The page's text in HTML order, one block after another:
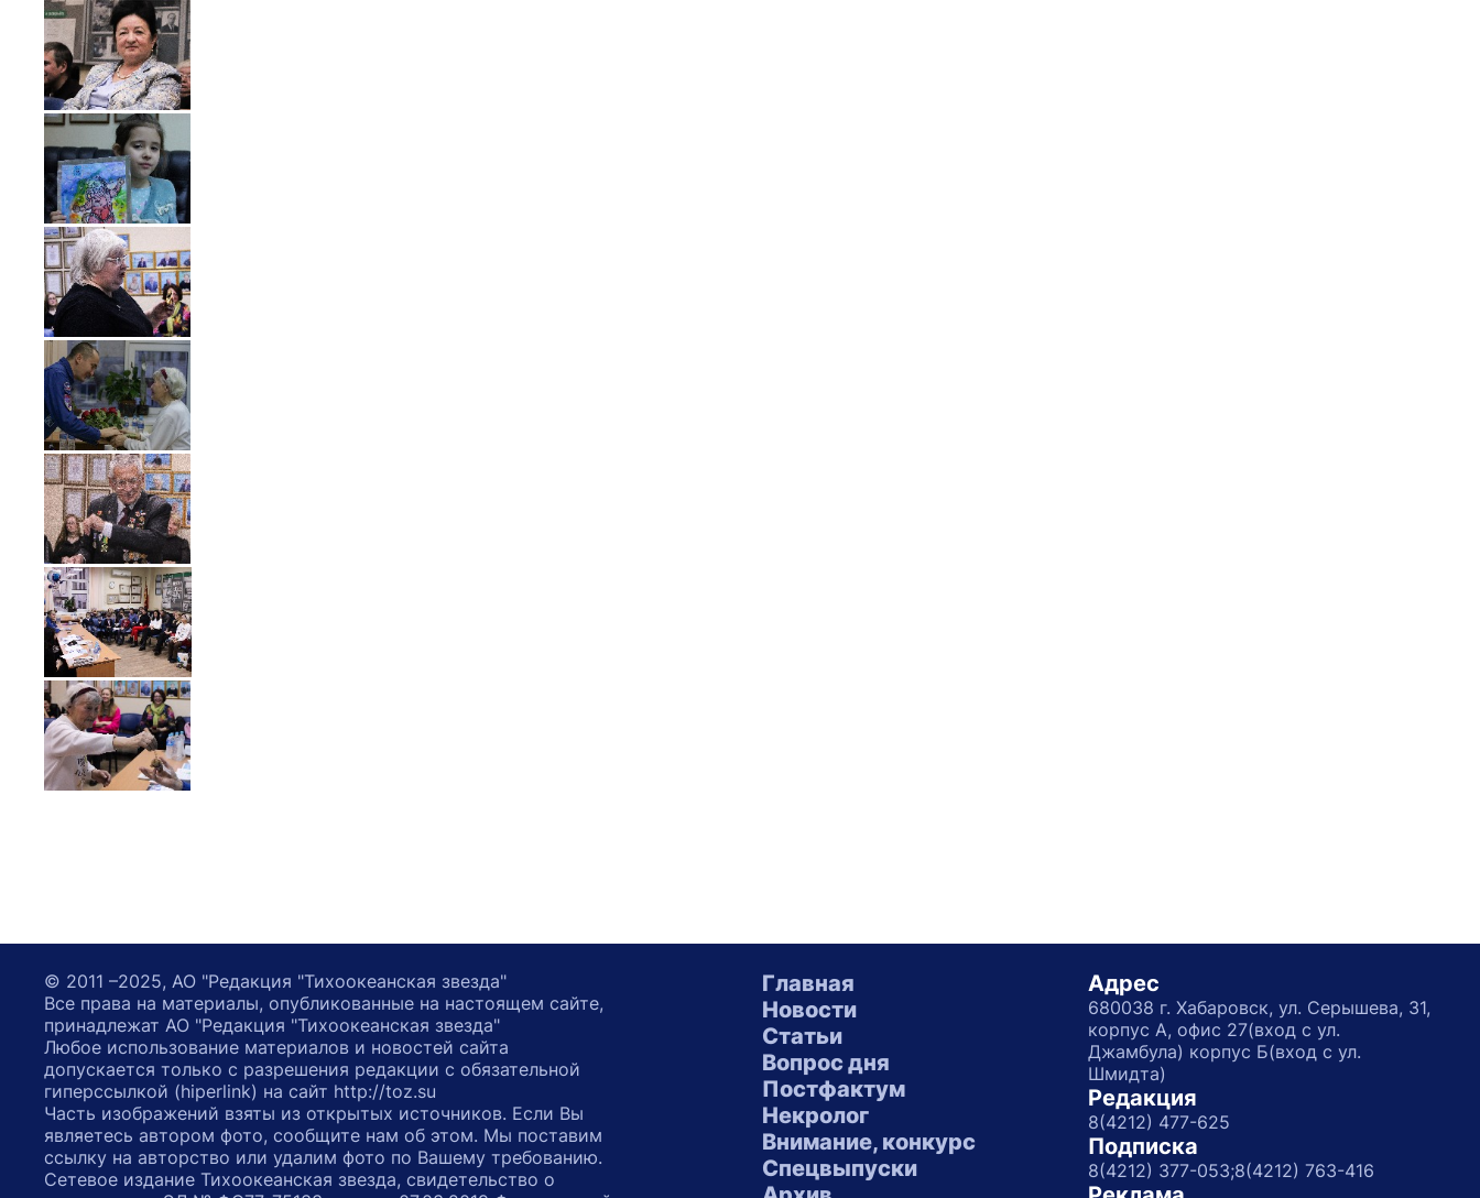
Главная
Новости
Статьи
Вопрос дня
Постфактум
Некролог
Внимание, конкурс
Спецвыпуски
Адрес
680038 г. Хабаровск, ул. Серышева, 31,
корпус А, офис 27(вход с ул.
Джамбула) корпус Б(вход с ул.
Шмидта)
Редакция
8(4212) 477-625
Подписка
8(4212) 377-053;8(4212) 763-416
© 2011 –2025, АО "Редакция "Тихоокеанская звезда"
Все права на материалы, опубликованные на настоящем сайте,
принадлежат АО "Редакция "Тихоокеанская звезда"
Любое использование материалов и новостей сайта
допускается только с разрешения редакции с обязательной
гиперссылкой (hiperlink) на сайт http://toz.su
Часть изображений взяты из открытых источников. Если Вы
являетесь автором фото, сообщите нам об этом. Мы поставим
ссылку на авторство или удалим фото по Вашему требованию.
Сетевое издание Тихоокеанская звезда, свидетельство о